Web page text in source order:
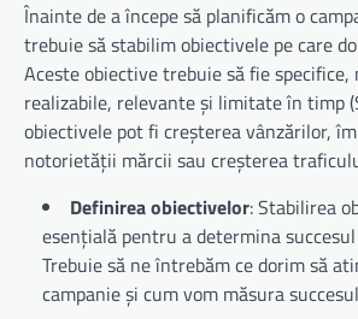
Înainte de a începe să planificăm o
trebuie să stabilim obiectivele pe care
Aceste obiective trebuie să fie specifice,
realizabile, relevante și limitate în timp
obiectivele pot fi creșterea vânzărilor,
notorietății mărcii sau creșterea
Definirea obiectivelor: Stabilirea
esențială pentru a determina
Trebuie să ne întrebăm ce dorim să
campanie și cum vom măsura